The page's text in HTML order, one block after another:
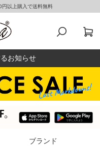
以上購入で送料無料
お知らせ
ブランド